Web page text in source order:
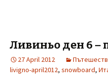
Ливиньо ден 6 –
27 April 2012
livigno-april2012, snowboard,